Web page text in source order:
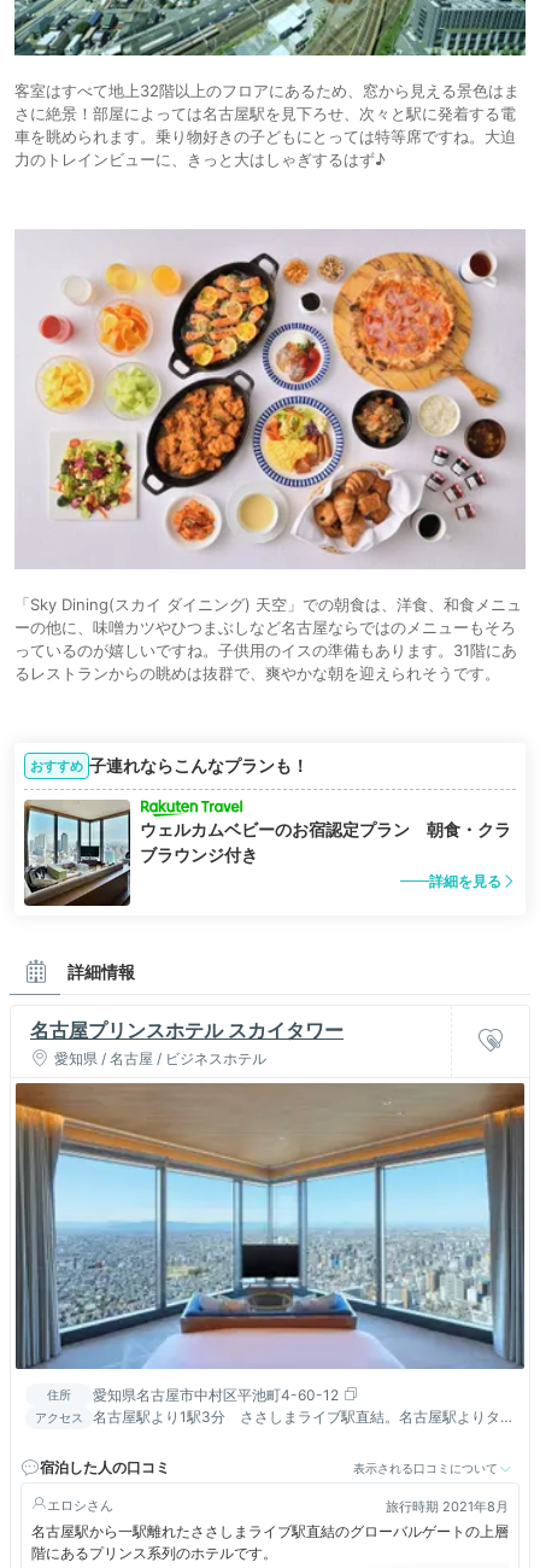
客室はすべて地上32階以上のフロアにあるため、窓から見える景色はま
さに絶景！部屋によっては名古屋駅を見下ろせ、次々と駅に発着する電
車を眺められます。乗り物好きの子どもにとっては特等席ですね。大迫
力のトレインビューに、きっと大はしゃぎするはず♪
「Sky Dining(スカイ ダイニング) 天空」での朝食は、洋食、和食メニュ
ーの他に、味噌カツやひつまぶしなど名古屋ならではのメニューもそろ
っているのが嬉しいですね。子供用のイスの準備もあります。31階にあ
るレストランからの眺めは抜群で、爽やかな朝を迎えられそうです。
おすすめ 子連れならこんなプランも！
ウェルカムベビーのお宿認定プラン 朝食・クラ
ブラウンジ付き
詳細を見る
詳細情報
名古屋プリンスホテル スカイタワー
愛知県 / 名古屋 / ビジネスホテル
住所 愛知県名古屋市中村区平池町4-60-12
アクセス
名古屋駅より1駅3分 ささしまライブ駅直結。名古屋駅よりタク
宿泊した人の口コミ
表示される口コミについて
エロシ 旅行時期 2021年8月
名古屋駅から一駅離れたささしまライブ駅直結のグローバルゲートの上層
階にあるプリンス系列のホテルです。